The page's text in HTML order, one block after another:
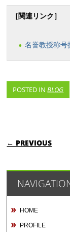
［関連リンク］
名誉教授称号
POSTED INBLOG
POST
← PREVIOUS
HOME
PROFILE